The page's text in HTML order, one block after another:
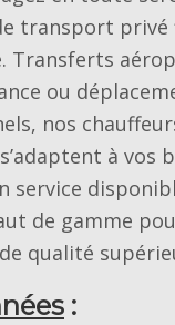
transport privé
Transferts
ou
nos
à vos
service
de gamme
qualité
: